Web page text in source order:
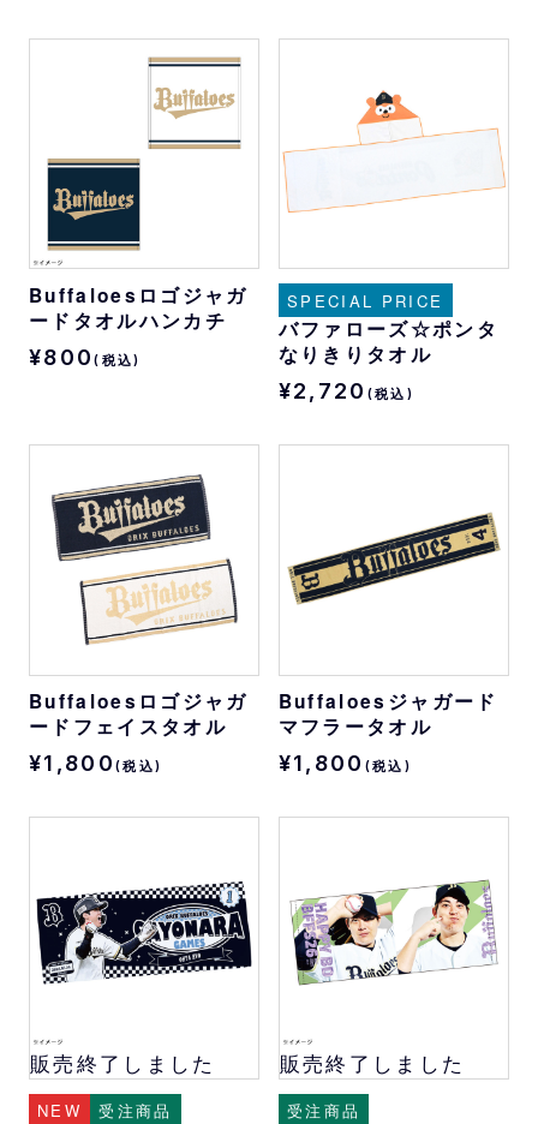
Buffaloesロゴジャガ
ードタオルハンカチ
¥800(税込)
SPECIAL PRICE
バファローズ☆ポンタ
なりきりタオル
¥2,720 (税込)
Buffaloesロゴジャガ
ードフェイスタオル
¥1,800 (税込)
Buffaloesジャガード
マフラータオル
¥1,800 (税込)
販売終了しました
NEW 受注商品
販売終了しました
受注商品